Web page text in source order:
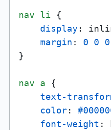
nav li {
display :
margin : 0 0 0
}
nav a {
text-
color:
font-weight :